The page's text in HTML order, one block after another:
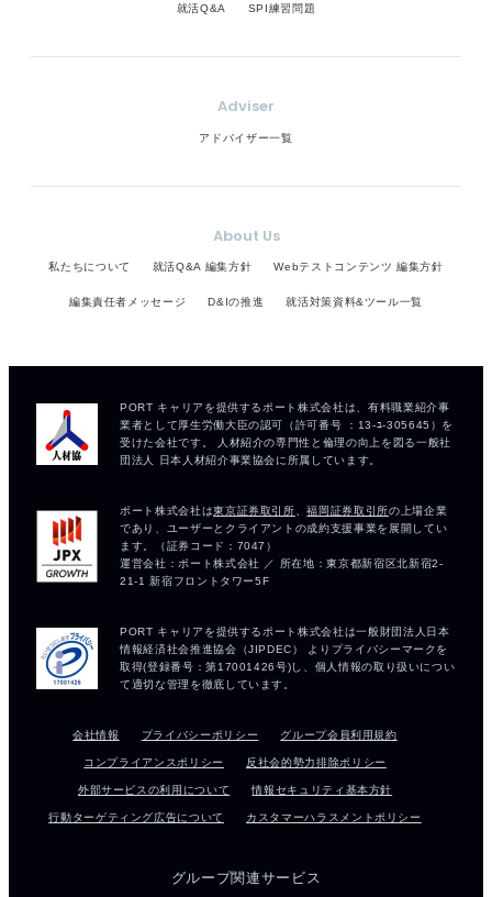
就活Q&A SPI練習問題
Adviser
アドバイザー一覧
About Us
私たちについて 就活Q&A 編集方針 Webテストコンテンツ 編集方針
編集責任者メッセージ D&Iの推進 就活対策資料&ツール一覧
会社情報 プライバシーポリシー グループ会員利用規約
コンプライアンスポリシー 反社会的勢力排除ポリシー
外部サービスの利用について 情報セキュリティ基本方針
行動ターゲティング広告について カスタマーハラスメントポリシー